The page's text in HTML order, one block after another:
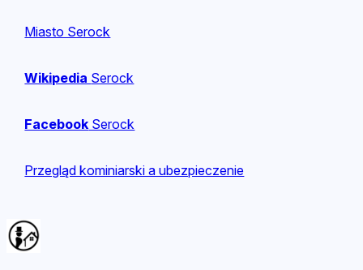
Miasto Serock
Wikipedia Serock
FacebookSerock
Przegląd kominiarski a ubezpieczenie